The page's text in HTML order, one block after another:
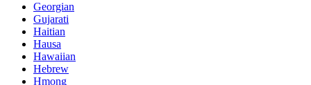
Georgian
Gujarati
Haitian
Hausa
Hawaiian
Hebrew
Hmong